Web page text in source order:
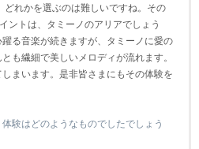
どれかを選ぶのは難しいですね。その
ントは、タミーノのアリアでしょう
る音楽が続きますが、タミーノに愛の
も繊細で美しいメロディが流れます。
まいます。是非皆さまにもその体験を
験はどのようなものでしたでしょう